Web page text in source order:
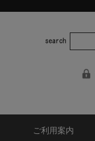
ご利用案内